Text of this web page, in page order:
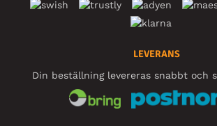
LEVERANS
Din beställning levereras snabbt och